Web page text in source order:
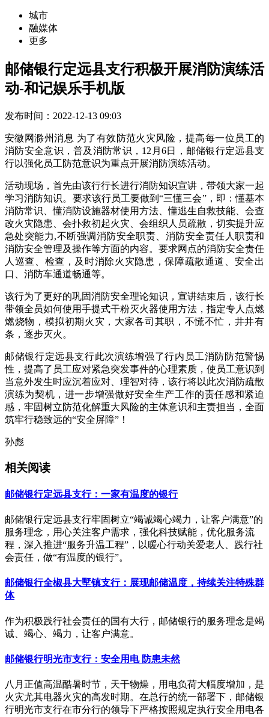
城市
融媒体
更多
邮储银行定远县支行积极开展消防演练活
动-和记娱乐手机版
发布时间：2022-12-13 09:03
安徽网滁州消息 为了有效防范火灾风险，提高每一位员工的
消防安全意识，普及消防常识，12月6日，邮储银行定远县支
行以强化员工防范意识为重点开展消防演练活动。
活动现场，首先由该行行长进行消防知识宣讲，带领大家一起
学习消防知识。要求该行员工要做到“三懂三会”，即：懂基本
消防常识、懂消防设施器材使用方法、懂逃生自救技能、会查
改火灾隐患、会扑救初起火灾、会组织人员疏散，切实提升应
急处突能力,不断强调消防安全职责、消防安全责任人职责和
消防安全管理及操作等方面的内容。要求网点的消防安全责任
人巡查、检查，及时消除火灾隐患，保障疏散通道、安全出
口、消防车通道畅通等。
该行为了更好的巩固消防安全理论知识，宣讲结束后，该行长
带领全员如何使用手提式干粉灭火器使用方法，指定专人点燃
燃烧物，模拟初期火灾，大家各司其职，不慌不忙，井井有
条，逐步灭火。
邮储银行定远县支行此次演练增强了行内员工消防防范警惕
性，提高了员工应对紧急突发事件的心理素质，使员工意识到
当意外发生时应沉着应对、理智对待，该行将以此次消防疏散
演练为契机，进一步增强做好安全生产工作的责任感和紧迫
感，牢固树立防范化解重大风险的主体意识和主责担当，全面
筑牢行稳致远的“安全屏障”！
孙彪
相关阅读
邮储银行定远县支行：一家有温度的银行
邮储银行定远县支行牢固树立“竭诚竭心竭力，让客户满意”的
服务理念，用心关注客户需求，强化科技赋能，优化服务流
程，深入推进“服务升温工程”，以暖心行动关爱老人、践行社
会责任，做“有温度的银行”。
邮储银行全椒县大墅镇支行：展现邮储温度，持续关注特殊群
体
作为积极践行社会责任的国有大行，邮储银行的服务理念是竭
诚、竭心、竭力，让客户满意。
邮储银行明光市支行：安全用电 防患未然
八月正值高温酷暑时节，天干物燥，用电负荷大幅度增加，是
火灾尤其电器火灾的高发时期。在总行的统一部署下，邮储银
行明光市支行在市分行的领导下严格按照规定执行安全用电各